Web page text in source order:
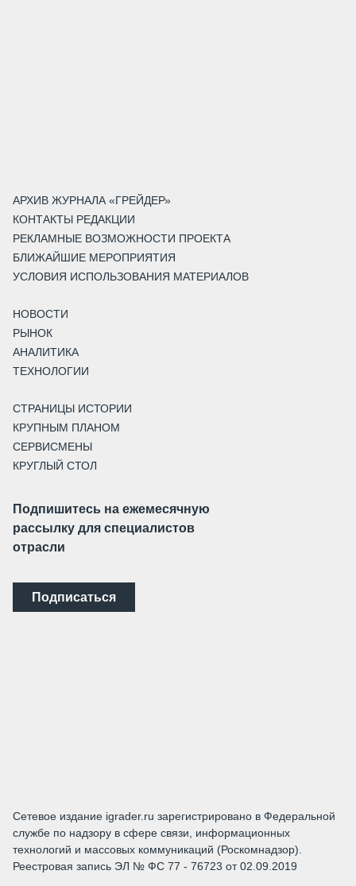
АРХИВ ЖУРНАЛА «ГРЕЙДЕР»
КОНТАКТЫ РЕДАКЦИИ
РЕКЛАМНЫЕ ВОЗМОЖНОСТИ ПРОЕКТА
БЛИЖАЙШИЕ МЕРОПРИЯТИЯ
УСЛОВИЯ ИСПОЛЬЗОВАНИЯ МАТЕРИАЛОВ
НОВОСТИ
РЫНОК
АНАЛИТИКА
ТЕХНОЛОГИИ
СТРАНИЦЫ ИСТОРИИ
КРУПНЫМ ПЛАНОМ
СЕРВИСМЕНЫ
КРУГЛЫЙ СТОЛ
Подпишитесь на ежемесячную
рассылку для специалистов
отрасли
Подписаться
Сетевое издание igrader.ru зарегистрировано в Федеральной
службе по надзору в сфере связи, информационных
технологий и массовых коммуникаций (Роскомнадзор).
Реестровая запись ЭЛ № ФС 77 - 76723 от 02.09.2019